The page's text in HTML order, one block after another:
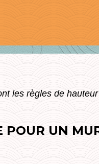
les règles de
POUR UN